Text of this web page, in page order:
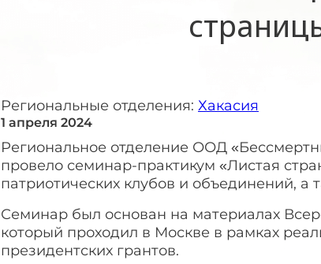
Региональные отделения: Хакасия
1 апреля 2024
Региональное отделение ООД
провело семинар-практикум «Листая
патриотических клубов и объединений, а
Семинар был основан на материалах
который проходил в Москве в рамках
президентских грантов.